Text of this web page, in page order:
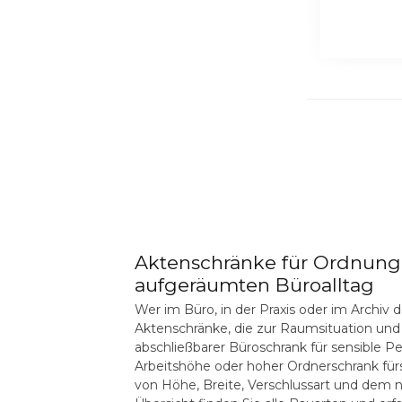
Aktenschränke für
aufgeräumten Büroalltag
Wer im Büro, in der Praxis oder im Archiv
Aktenschränke, die zur Raumsituation
abschließbarer Büroschrank für sensible
Arbeitshöhe oder hoher Ordnerschrank
von Höhe, Breite, Verschlussart und dem